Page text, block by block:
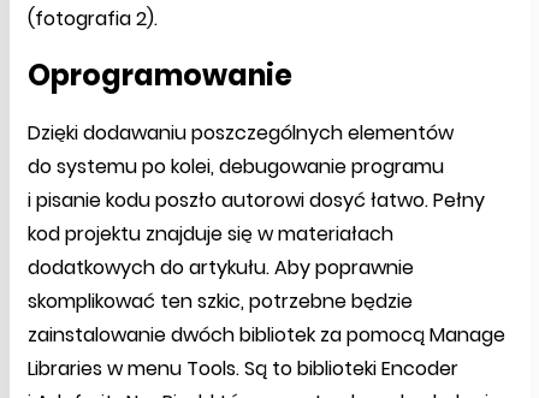
(fotografia 2).
Oprogramowanie
Dzięki dodawaniu poszczególnych elementów
do systemu po kolei, debugowanie programu
i pisanie kodu poszło autorowi dosyć łatwo. Pełny
kod projektu znajduje się w materiałach
dodatkowych do artykułu. Aby poprawnie
skomplikować ten szkic, potrzebne będzie
zainstalowanie dwóch bibliotek za pomocą Manage
Libraries w menu Tools. Są to biblioteki Encoder